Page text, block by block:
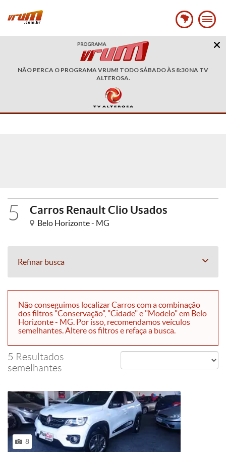
NÃO PERCA O PROGRAMA VRUM! TODO SÁBADO ÀS 8:30 NA TV
ALTEROSA.
5 Carros Renault Clio Usados
Belo Horizonte - MG
Refinar busca
Não conseguimos localizar Carros com a combinação
dos filtros "Conservação", "Cidade" e "Modelo" em Belo
Horizonte - MG. Por isso, recomendamos veículos
semelhantes. Altere os filtros e refaça a busca.
5 Resultados
semelhantes
8